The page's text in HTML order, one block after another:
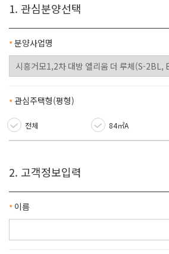
1. 관심분양선택
필수항목
분양사업명
필수항목
관심주택형(평형)
전체 84㎡A
2. 고객정보입력
필수항목
이름